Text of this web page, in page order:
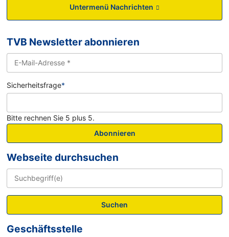
Untermenü Nachrichten
TVB Newsletter abonnieren
Sicherheitsfrage*
Bitte rechnen Sie 5 plus 5.
Abonnieren
Webseite durchsuchen
Suchen
Geschäftsstelle